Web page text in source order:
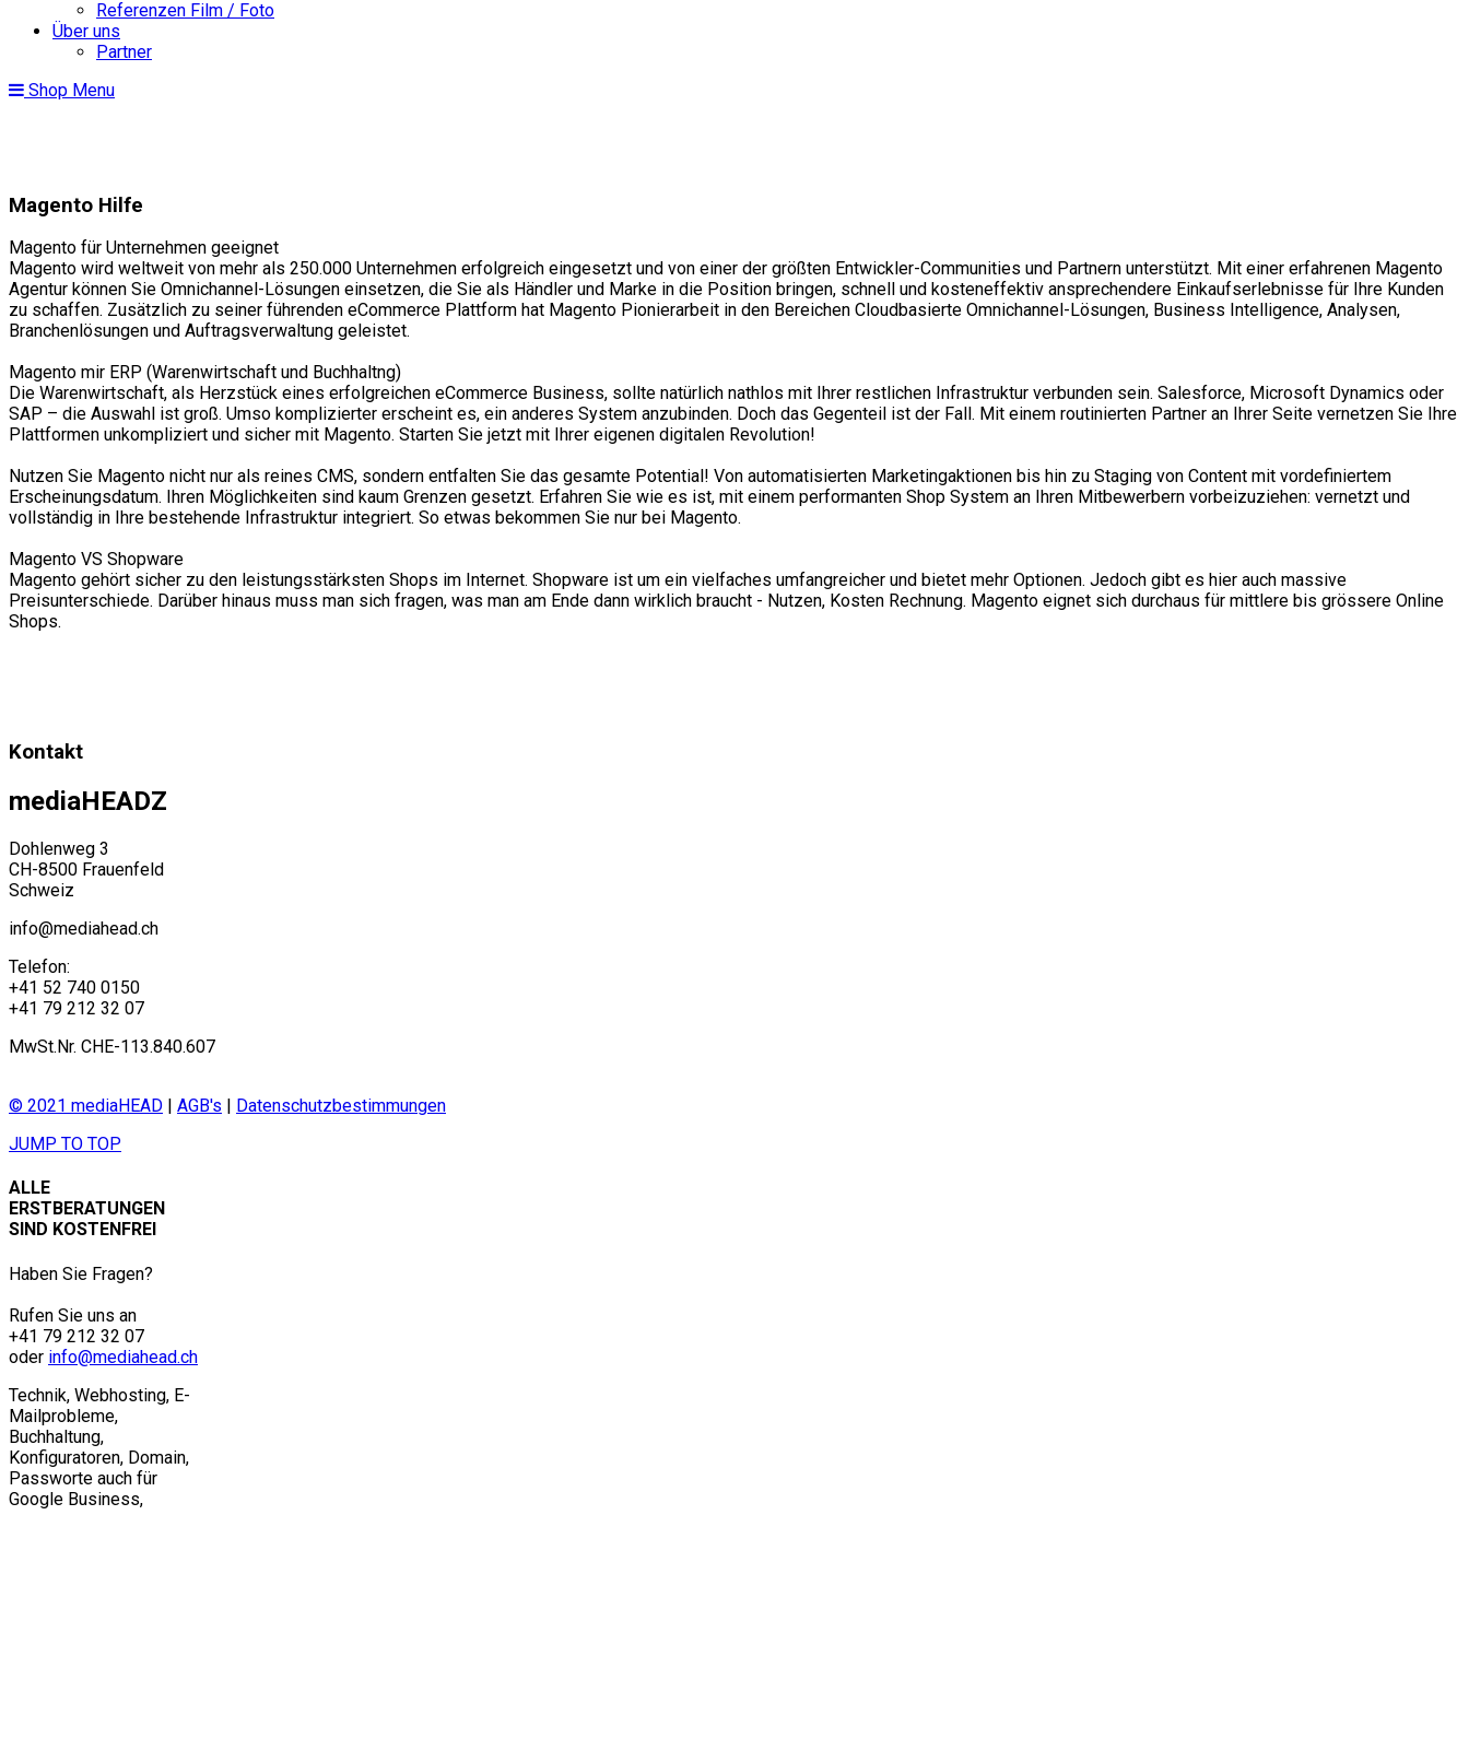
Referenzen Film / Foto
Über uns
Partner
Shop Menu
Magento Hilfe
Magento für Unternehmen geeignet
Magento wird weltweit von mehr als 250.000 Unternehmen erfolgreich eingesetzt und von einer der größten Entwickler-Communities und Partnern unterstützt. Mit einer erfahrenen Magento
Agentur können Sie Omnichannel-Lösungen einsetzen, die Sie als Händler und Marke in die Position bringen, schnell und kosteneffektiv ansprechendere Einkaufserlebnisse für Ihre Kunden
zu schaffen. Zusätzlich zu seiner führenden eCommerce Plattform hat Magento Pionierarbeit in den Bereichen Cloudbasierte Omnichannel-Lösungen, Business Intelligence, Analysen,
Branchenlösungen und Auftragsverwaltung geleistet.
Magento mir ERP (Warenwirtschaft und Buchhaltng)
Die Warenwirtschaft, als Herzstück eines erfolgreichen eCommerce Business, sollte natürlich nathlos mit Ihrer restlichen Infrastruktur verbunden sein. Salesforce, Microsoft Dynamics oder
SAP – die Auswahl ist groß. Umso komplizierter erscheint es, ein anderes System anzubinden. Doch das Gegenteil ist der Fall. Mit einem routinierten Partner an Ihrer Seite vernetzen Sie Ihre
Plattformen unkompliziert und sicher mit Magento. Starten Sie jetzt mit Ihrer eigenen digitalen Revolution!
Nutzen Sie Magento nicht nur als reines CMS, sondern entfalten Sie das gesamte Potential! Von automatisierten Marketingaktionen bis hin zu Staging von Content mit vordefiniertem
Erscheinungsdatum. Ihren Möglichkeiten sind kaum Grenzen gesetzt. Erfahren Sie wie es ist, mit einem performanten Shop System an Ihren Mitbewerbern vorbeizuziehen: vernetzt und
vollständig in Ihre bestehende Infrastruktur integriert. So etwas bekommen Sie nur bei Magento.
Magento VS Shopware
Magento gehört sicher zu den leistungsstärksten Shops im Internet. Shopware ist um ein vielfaches umfangreicher und bietet mehr Optionen. Jedoch gibt es hier auch massive
Preisunterschiede. Darüber hinaus muss man sich fragen, was man am Ende dann wirklich braucht - Nutzen, Kosten Rechnung. Magento eignet sich durchaus für mittlere bis grössere Online
Shops.
Kontakt
mediaHEADZ
Dohlenweg 3
CH-8500 Frauenfeld
Schweiz
info@mediahead.ch
Telefon:
+41 52 740 0150
+41 79 212 32 07
MwSt.Nr. CHE-113.840.607
© 2021 mediaHEAD | AGB's | Datenschutzbestimmungen
JUMP TO TOP
ALLE
ERSTBERATUNGEN
SIND KOSTENFREI
Haben Sie Fragen?
Rufen Sie uns an
+41 79 212 32 07
oder info@mediahead.ch
Technik, Webhosting, E-
Mailprobleme,
Buchhaltung,
Konfiguratoren, Domain,
Passworte auch für
Google Business,